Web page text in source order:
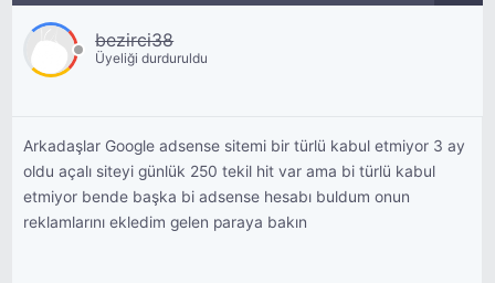
bezirci38
Üyeliği durduruldu
Arkadaşlar Google adsense sitemi bir türlü kabul etmiyor 3 ay
oldu açalı siteyi günlük 250 tekil hit var ama bi türlü kabul
etmiyor bende başka bi adsense hesabı buldum onun
reklamlarını ekledim gelen paraya bakın